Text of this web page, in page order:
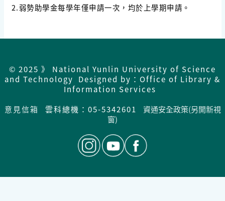
2.弱勢助學金每學年僅申請一次，均於上學期申請。
© 2025 》 National Yunlin University of Science
and Technology Designed by：Office of Library &
Information Services
意見信箱
雲科總機：05-5342601
資通安全政策(另開新視
窗)